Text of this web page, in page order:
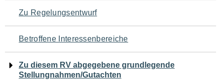
den
Seiteninhalt
Zu Regelungsentwurf
Betroffene Interessenbereiche
Zu diesem RV abgegebene grundlegende
Stellungnahmen/Gutachten